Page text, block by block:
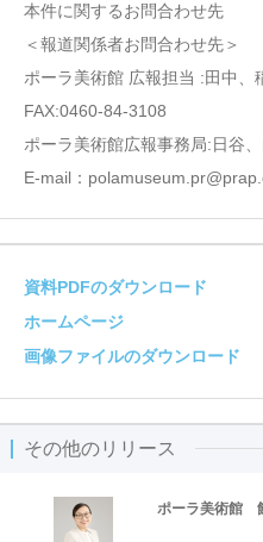
本件に関するお問合わせ先
＜報道関係者お問合わせ先＞
ポーラ美術館 広報担当 :田中
FAX:0460-84-3108
ポーラ美術館広報事務局:日谷
E-mail：
資料PDFのダウンロード
ホームページ
画像ファイルのダウンロード
その他のリリース
ポーラ美術館